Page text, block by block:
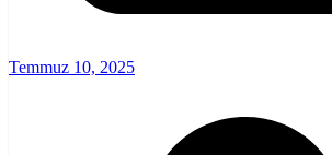
Temmuz 10, 2025